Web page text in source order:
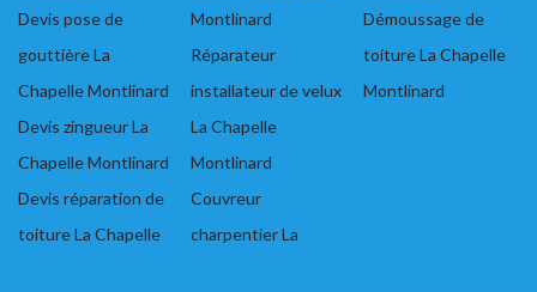
Devis pose de
gouttière La
Chapelle Montlinard
Devis zingueur La
Chapelle Montlinard
Devis réparation de
toiture La Chapelle
Montlinard
Réparateur
installateur de velux
La Chapelle
Montlinard
Couvreur
charpentier La
Démoussage de
toiture La Chapelle
Montlinard